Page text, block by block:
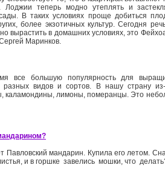
Лоджии теперь модно утеплять и
В таких условиях проще добиться
более экзотичных культур. Сегодня
вырастить в домашних условиях, ­это
Маринков.
все большую популярность для
разных видов и сортов. В нашу страну
каламондины, лимоны, померанцы. Это
Павловский мандарин. Купила его летом.
и в горшке завелись мошки, что